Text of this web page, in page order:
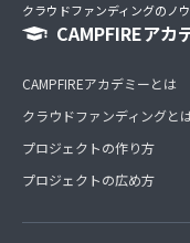
クラウドファンディングのノ
CAMPFIREアカ
CAMPFIREアカデミーとは
クラウドファンディングと
プロジェクトの作り方
プロジェクトの広め方